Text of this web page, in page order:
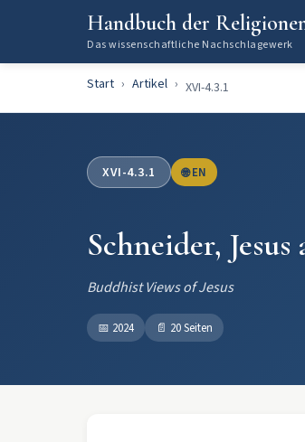
Handbuch der
Das wissenschaftliche Nachschlagewerk
Start Artikel XVI-4.3.1
XVI-4.3.1 🌐 EN
Schneider,
Buddhist Views of Jesus
📅 2024 📄 20 Seiten